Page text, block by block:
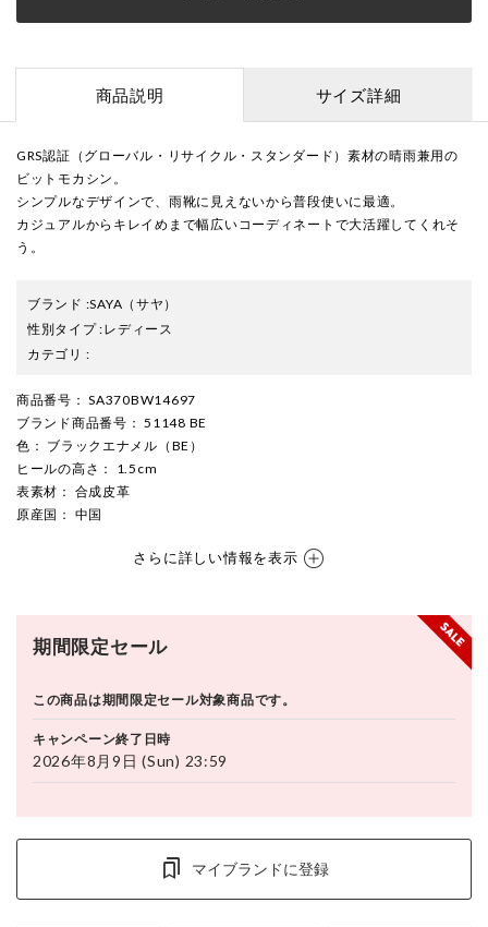
商品説明 サイズ詳細
GRS認証（グローバル・リサイクル・スタンダード）素材の晴雨兼用の
ビットモカシン。
シンプルなデザインで、雨靴に見えないから普段使いに最適。
カジュアルからキレイめまで幅広いコーディネートで大活躍してくれそ
う。
ブランド :SAYA （サヤ）
性別タイプ:レディース
カテゴリ :
商品番号 ： SA370BW14697
ブランド商品番号 ： 51148 BE
色 ： ブラックエナメル（BE）
ヒールの高さ ： 1.5cm
表素材 ： 合成皮革
原産国 ： 中国
さらに詳しい情報を表示
期間限定セール
この商品は期間限定セール対象商品です。
キャンペーン終了日時
2026年8月9日 (Sun) 23:59
マイブランドに登録